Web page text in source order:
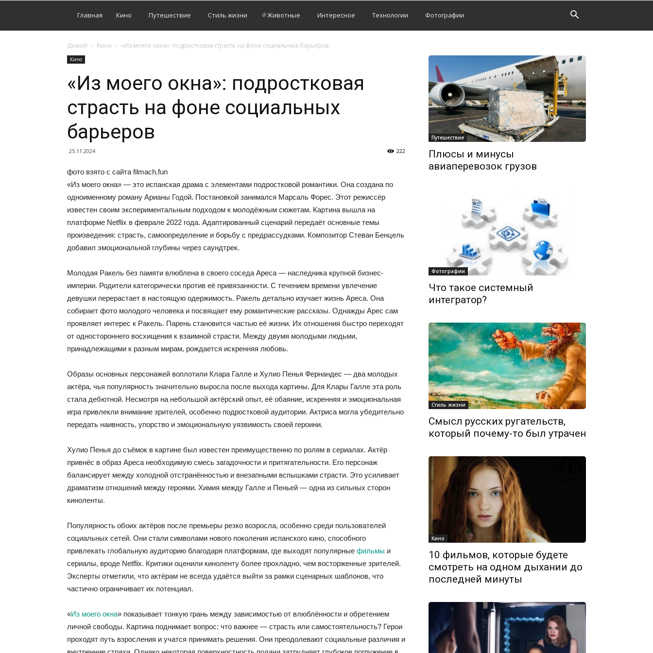
Главная Кино Путешествие Стиль жизни Животные Интересное Технологии Фотографии
Домой Кино «Из моего окна»: подростковая страсть на фоне социальных барьеров
Кино
«Из моего окна»: подростковая
страсть на фоне социальных
барьеров
25.11.2024 222
фото взято с сайта filmach.fun
«Из моего окна» — это испанская драма с элементами подростковой романтики. Она создана по
одноименному роману Арианы Годой. Постановкой занимался Марсаль Форес. Этот режиссёр
известен своим экспериментальным подходом к молодёжным сюжетам. Картина вышла на
платформе Netflix в феврале 2022 года. Адаптированный сценарий передаёт основные темы
произведения: страсть, самоопределение и борьбу с предрассудками. Композитор Стеван Бенцель
добавил эмоциональной глубины через саундтрек.
Молодая Ракель без памяти влюблена в своего соседа Ареса — наследника крупной бизнес-
империи. Родители категорически против её привязанности. С течением времени увлечение
девушки перерастает в настоящую одержимость. Ракель детально изучает жизнь Ареса. Она
собирает фото молодого человека и посвящает ему романтические рассказы. Однажды Арес сам
проявляет интерес к Ракель. Парень становится частью её жизни. Их отношения быстро переходят
от одностороннего восхищения к взаимной страсти. Между двумя молодыми людьми,
принадлежащими к разным мирам, рождается искренняя любовь.
Образы основных персонажей воплотили Клара Галле и Хулио Пенья Фернандес — два молодых
актёра, чья популярность значительно выросла после выхода картины. Для Клары Галле эта роль
стала дебютной. Несмотря на небольшой актёрский опыт, её обаяние, искренняя и эмоциональная
игра привлекли внимание зрителей, особенно подростковой аудитории. Актриса могла убедительно
передать наивность, упорство и эмоциональную уязвимость своей героини.
Хулио Пенья до съёмок в картине был известен преимущественно по ролям в сериалах. Актёр
привнёс в образ Ареса необходимую смесь загадочности и притягательности. Его персонаж
балансирует между холодной отстранённостью и внезапными вспышками страсти. Это усиливает
драматизм отношений между героями. Химия между Галле и Пеньей — одна из сильных сторон
киноленты.
Популярность обоих актёров после премьеры резко возросла, особенно среди пользователей
социальных сетей. Они стали символами нового поколения испанского кино, способного
привлекать глобальную аудиторию благодаря платформам, где выходят популярные фильмы и
сериалы, вроде Netflix. Критики оценили киноленту более прохладно, чем восторженные зрителей.
Эксперты отметили, что актёрам не всегда удаётся выйти за рамки сценарных шаблонов, что
частично ограничивает их потенциал.
«Из моего окна» показывает тонкую грань между зависимостью от влюблённости и обретением
личной свободы. Картина поднимает вопрос: что важнее — страсть или самостоятельность? Герои
проходят путь взросления и учатся принимать решения. Они преодолевают социальные различия и
Путешествие
Плюсы и минусы
авиаперевозок грузов
Фотографии
Что такое системный
интегратор?
Стиль жизни
Смысл русских ругательств,
который почему-то был утрачен
Кино
10 фильмов, которые будете
смотреть на одном дыхании до
последней минуты